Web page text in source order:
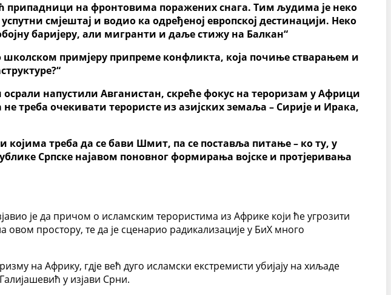
припадници на фронтовима поражених снага. Тим људима је неко
смјештај и водио ка одређеној европској дестинацији. Неко
баријеру, али мигранти и даље стижу на Балкан“
школском примјеру припреме конфликта, која почиње стварањем и
?“
напустили Авганистан, скреће фокус на тероризам уАфрици
не треба очекивати терористе из азијских земаља – Сирије и Ирака,
којима треба да се бави Шмит, па се поставља питање– ко ту, у
Српске најавом поновног формирања војске и протјеривања
је да причом о исламским терористима из Африке који ће угрозити
простору, те да је сценарио радикализације у БиХ много
на Африку, гдје већ дуго исламски екстремисти убијају на хиљаде
у изјави Срни.